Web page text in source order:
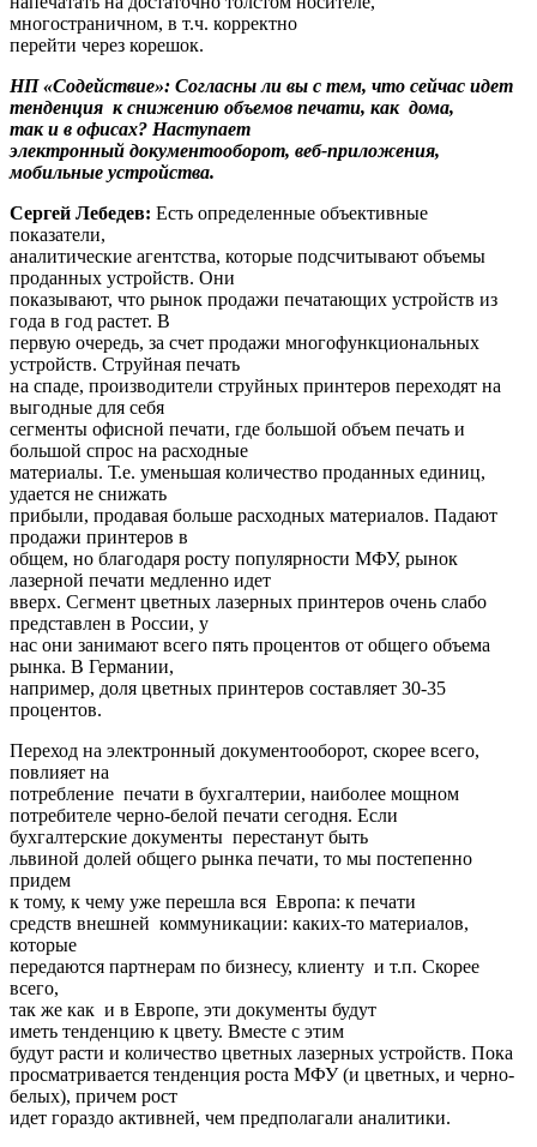
многостраничном, в т.ч. корректно
перейти через корешок.
НП «Содействие»: Согласны ли вы с тем, что сейчас идет
тенденция к снижению объемов печати, как дома,
так и в офисах? Наступает
электронный документооборот, веб-приложения,
мобильные устройства.
Сергей Лебедев: Есть определенные объективные
показатели,
аналитические агентства, которые подсчитывают объемы
проданных устройств. Они
показывают, что рынок продажи печатающих устройств из
года в год растет. В
первую очередь, за счет продажи многофункциональных
устройств. Струйная печать
на спаде, производители струйных принтеров переходят на
выгодные для себя
сегменты офисной печати, где большой объем печать и
большой спрос на расходные
материалы. Т.е. уменьшая количество проданных единиц,
удается не снижать
прибыли, продавая больше расходных материалов. Падают
продажи принтеров в
общем, но благодаря росту популярности МФУ, рынок
лазерной печати медленно идет
вверх. Сегмент цветных лазерных принтеров очень слабо
представлен в России, у
нас они занимают всего пять процентов от общего объема
рынка. В Германии,
например, доля цветных принтеров составляет 30-35
процентов.
Переход на электронный документооборот, скорее всего,
повлияет на
потребление печати в бухгалтерии, наиболее мощном
потребителе черно-белой печати сегодня. Если
бухгалтерские документы перестанут быть
львиной долей общего рынка печати, то мы постепенно
придем
к тому, к чему уже перешла вся Европа: к печати
средств внешней коммуникации: каких-то материалов,
которые
передаются партнерам по бизнесу, клиенту и т.п. Скорее
всего,
так же как и в Европе, эти документы будут
иметь тенденцию к цвету. Вместе с этим
будут расти и количество цветных лазерных устройств. Пока
просматривается тенденция роста МФУ (и цветных, и черно-
белых), причем рост
идет гораздо активней, чем предполагали аналитики.